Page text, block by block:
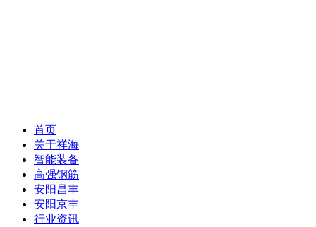
首页
关于祥海
智能装备
高强钢筋
安阳昌丰
安阳京丰
行业资讯